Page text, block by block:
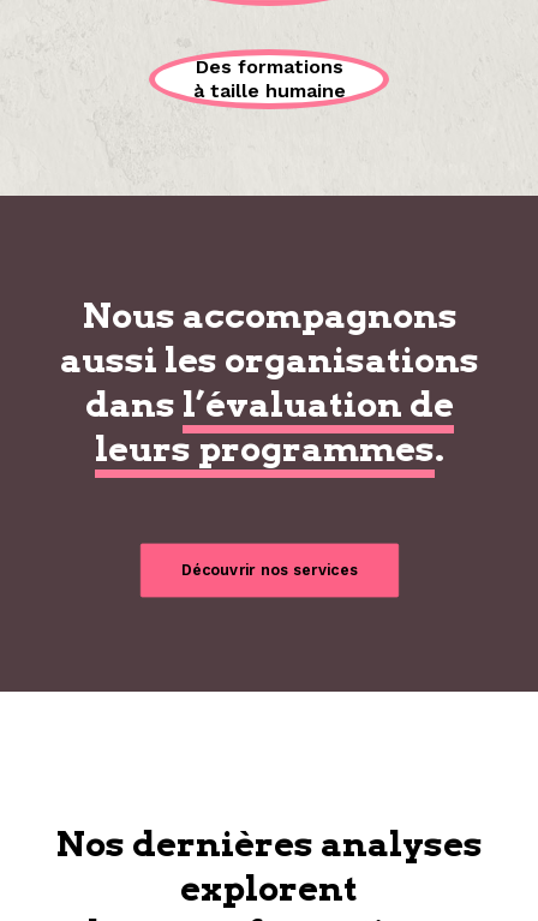
Des formations
à taille humaine
Nous accompagnons
aussi les organisations
dans l’évaluation de
leurs programmes.
Découvrir nos services
Nos dernières analyses
explorent